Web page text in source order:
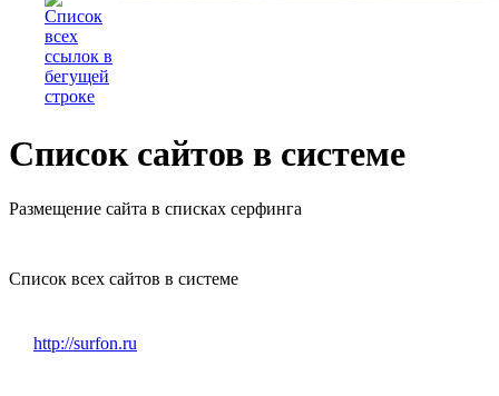
Список сайтов в системе
Размещение сайта в списках серфинга
Список всех сайтов в системе
http://surfon.ru